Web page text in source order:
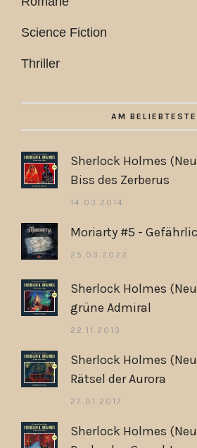
Science Fiction
Thriller
AM
Sherlock Holmes
Biss des Zerberus
14.03.2014
Moriarty #5 -
25.03.2022
Sherlock Holmes
grüne Admiral
22.11.2013
Sherlock Holmes
Rätsel der Aurora
27.01.2017
Sherlock Holmes